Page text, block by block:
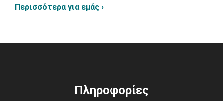
Περισσότερα για εμάς ›
Πληροφορίες